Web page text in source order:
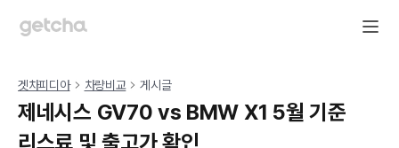
겟차피디아 차량비교 게시글
제네시스 GV70 vs BMW X1 5월 기준
리스료 및 출고가 확인